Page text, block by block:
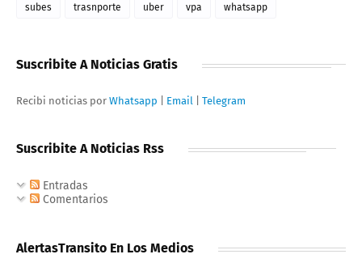
subes trasnporte uber vpa whatsapp
Suscribite A Noticias Gratis
Recibi noticias por Whatsapp Email Telegram
Suscribite A Noticias Rss
Entradas
Comentarios
AlertasTransito En Los Medios